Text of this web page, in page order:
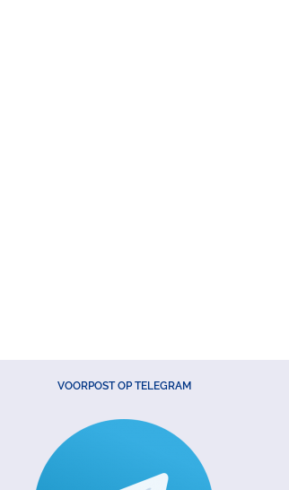
VOORPOST OP TELEGRAM